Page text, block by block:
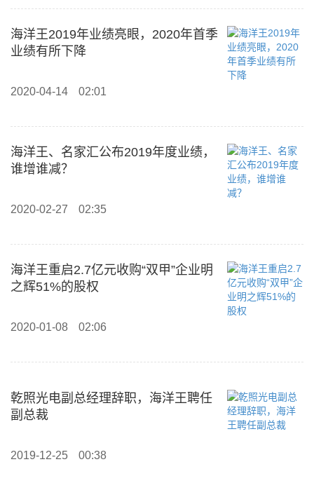
海洋王2019年业绩亮眼，2020年首季
业绩有所下降
2020-04-14 02:01
海洋王、名家汇公布2019年度业绩，
谁增谁减？
2020-02-27 02:35
海洋王重启2.7亿元收购“双甲”企业明
之辉51%的股权
2020-01-08 02:06
乾照光电副总经理辞职，海洋王聘任
副总裁
2019-12-25 00:38